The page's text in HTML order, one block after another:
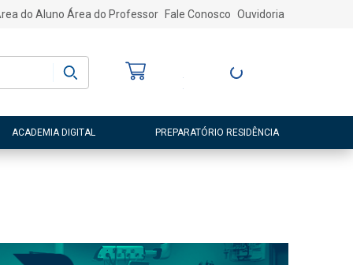
do Aluno Área do Professor Fale Conosco Ouvidoria
Entre ou Cadastre-
ACADEMIA DIGITAL PREPARATÓRIO RESIDÊNCIA